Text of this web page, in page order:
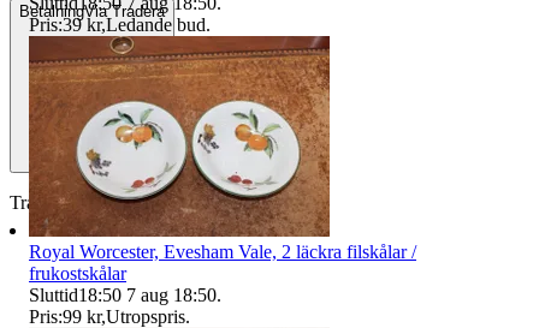
BetalningVia Tradera
Traderas köparskydd
Pris:39 kr,Ledande bud.
Royal Worcester, Evesham Vale, 2 läckra filskålar /
frukostskålar
Sluttid18:50 7 aug 18:50.
Pris:99 kr,Utropspris.